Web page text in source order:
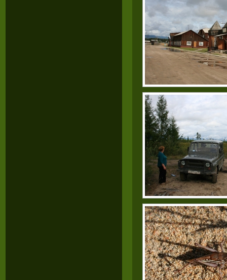
70-410 dumps
210-260 dumps
350-080 dumps
,
CISM pdf,
640-916 pdf,
EX300 pdf,
JN0-102 pdf
,
9L0-066 pdf
ICGB pdf
,
102-400 pdf,
SSCP pdf,
CAP pdf,
640-911 pdf